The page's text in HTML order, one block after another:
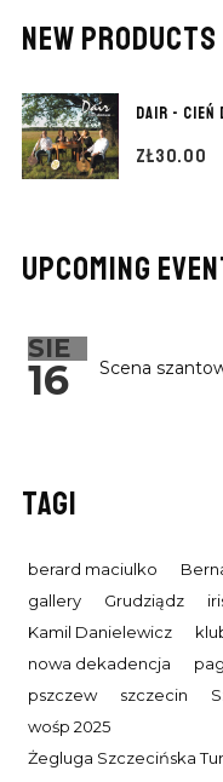
NEW PRODUCTS
DAIR - CIEŃ
ZŁ30.00
UPCOMING
SIE
16 Scena
TAGI
berard maciulko
gallery
Grudziądz
Kamil Danielewicz
nowa dekadencja
pszczew
szczecin
wośp 2025
Żegluga Szczecińska